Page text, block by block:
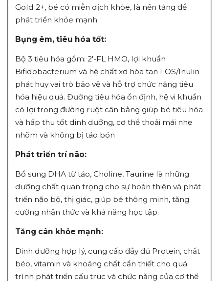
Gold 2+, bé có miễn dịch khỏe, là nền tảng để
phát triển khỏe mạnh.
Bụng êm, tiêu hóa tốt:
Bộ 3 tiêu hóa gồm: 2'-FL HMO, lợi khuẩn
Bifidobacterium và hệ chất xơ hòa tan FOS/Inulin
phát huy vai trò bảo vệ và hỗ trợ chức năng tiêu
hóa hiệu quả. Đường tiêu hóa ổn định, hệ vi khuẩn
có lợi trong đường ruột cân bằng giúp bé tiêu hóa
và hấp thu tốt dinh dưỡng, cơ thể thoải mái nhẹ
nhõm và không bị táo bón
Phát triển trí não:
Bổ sung DHA từ tảo, Choline, Taurine là những
dưỡng chất quan trọng cho sự hoàn thiện và phát
triển não bộ, thị giác, giúp bé thông minh, tăng
cường nhận thức và khả năng học tập.
Tăng cân khỏe mạnh:
Dinh dưỡng hợp lý, cung cấp đầy đủ Protein, chất
béo, vitamin và khoáng chất cần thiết cho quá
trình phát triển cấu trúc và chức năng của cơ thể